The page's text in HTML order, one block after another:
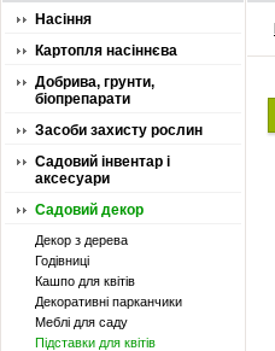
Насіння
Картопля насіннєва
Добрива, грунти,
біопрепарати
Засоби захисту рослин
Садовий інвентар і
аксесуари
Садовий декор
Декор з дерева
Годівниці
Кашпо для квітів
Декоративні парканчики
Меблі для саду
Підставки для квітів